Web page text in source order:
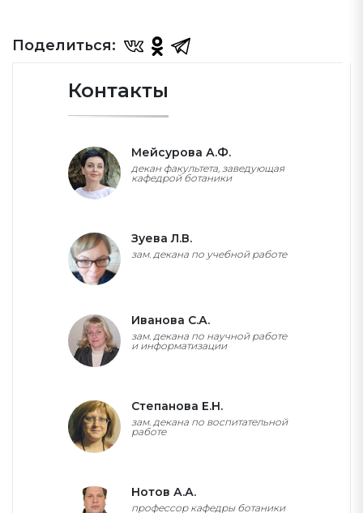
Поделиться:
Контакты
Мейсурова А.Ф.
декан факультета, заведующая
кафедрой ботаники
Зуева Л.В.
зам. декана по учебной работе
Иванова С.А.
зам. декана по научной работе
и информатизации
Степанова Е.Н.
зам. декана по воспитательной
работе
Нотов А.А.
профессор кафедры ботаники